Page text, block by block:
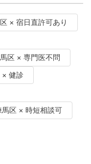
× 宿日直許可あり
区 × 専門医不問
× 健診
馬区 × 時短相談可